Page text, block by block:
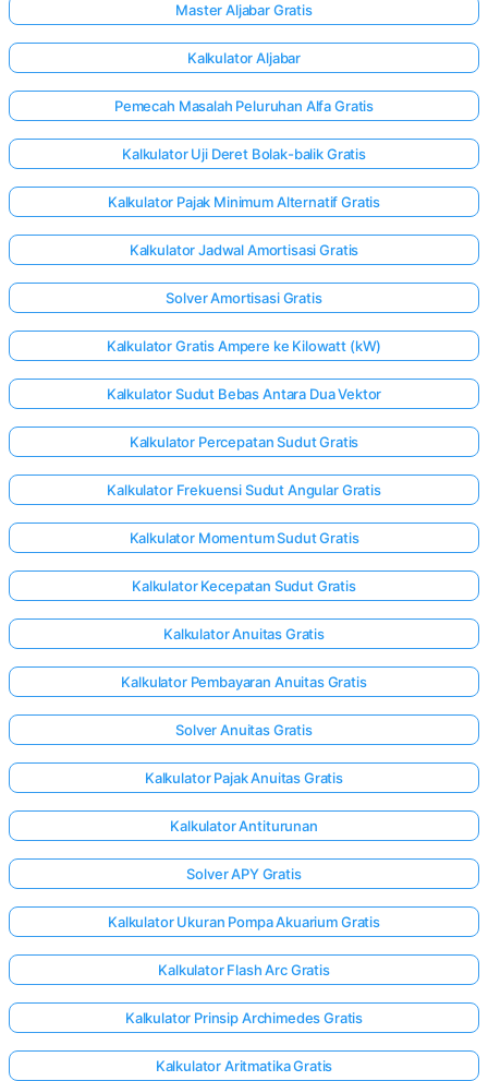
Master Aljabar Gratis
Kalkulator Aljabar
Pemecah Masalah Peluruhan Alfa Gratis
Kalkulator Uji Deret Bolak-balik Gratis
Kalkulator Pajak Minimum Alternatif Gratis
Kalkulator Jadwal Amortisasi Gratis
Solver Amortisasi Gratis
Kalkulator Gratis Ampere ke Kilowatt (kW)
Kalkulator Sudut Bebas Antara Dua Vektor
Kalkulator Percepatan Sudut Gratis
Kalkulator Frekuensi Sudut Angular Gratis
Kalkulator Momentum Sudut Gratis
Kalkulator Kecepatan Sudut Gratis
Kalkulator Anuitas Gratis
Kalkulator Pembayaran Anuitas Gratis
Solver Anuitas Gratis
Kalkulator Pajak Anuitas Gratis
Kalkulator Antiturunan
Solver APY Gratis
Kalkulator Ukuran Pompa Akuarium Gratis
Kalkulator Flash Arc Gratis
Kalkulator Prinsip Archimedes Gratis
Kalkulator Aritmatika Gratis